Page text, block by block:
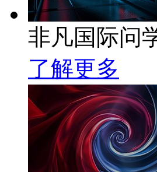
非凡国际问
了解更多